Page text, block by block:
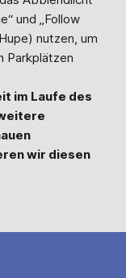
und „Follow
nutzen, um
Parkplätzen
im Laufe des
wir diesen